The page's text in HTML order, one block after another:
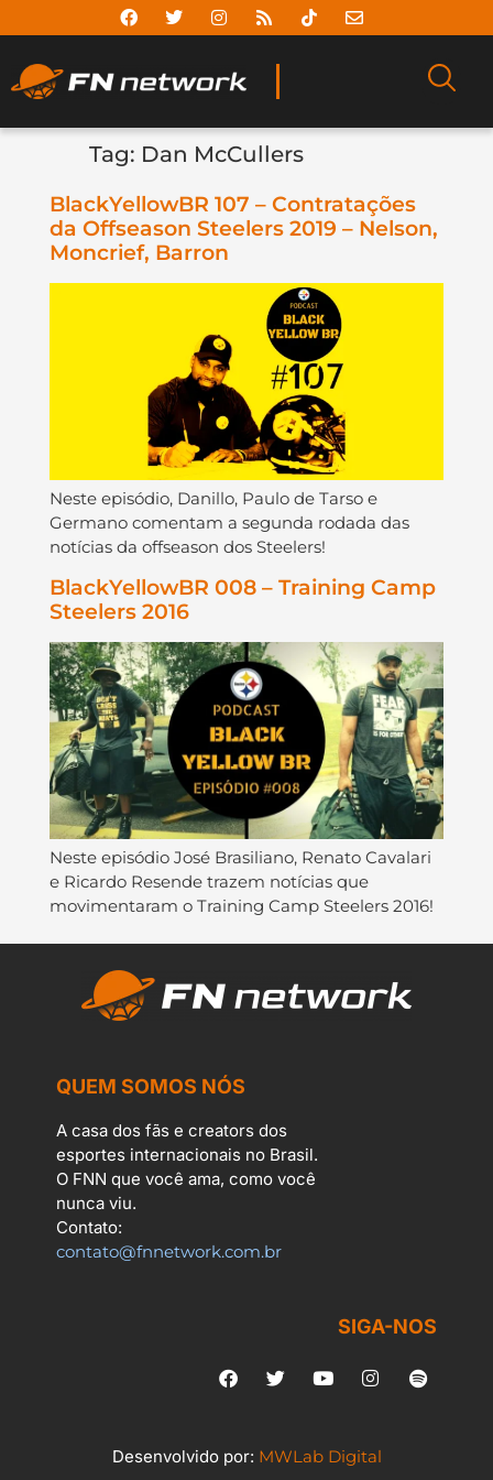
Tag: Dan McCullers
BlackYellowBR 107 – Contratações
da Offseason Steelers 2019 – Nelson,
Moncrief, Barron
Neste episódio, Danillo, Paulo de Tarso e
Germano comentam a segunda rodada das
notícias da offseason dos Steelers!
BlackYellowBR 008 – Training Camp
Steelers 2016
Neste episódio José Brasiliano, Renato Cavalari
e Ricardo Resende trazem notícias que
movimentaram o Training Camp Steelers 2016!
QUEM SOMOS NÓS
A casa dos fãs e creators dos
esportes internacionais no Brasil.
O FNN que você ama, como você
nunca viu.
Contato:
contato@fnnetwork.com.br
SIGA-NOS
Desenvolvido por: MWLab Digital